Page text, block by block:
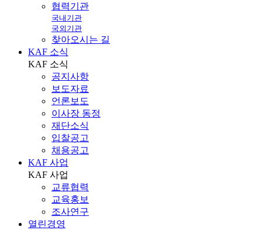
협력기관
국내기관
국외기관
찾아오시는 길
KAF 소식
KAF 소식
공지사항
보도자료
언론보도
이사장 동정
재단소식
입찰공고
채용공고
KAF 사업
KAF 사업
교류협력
교육홍보
조사연구
열린경영